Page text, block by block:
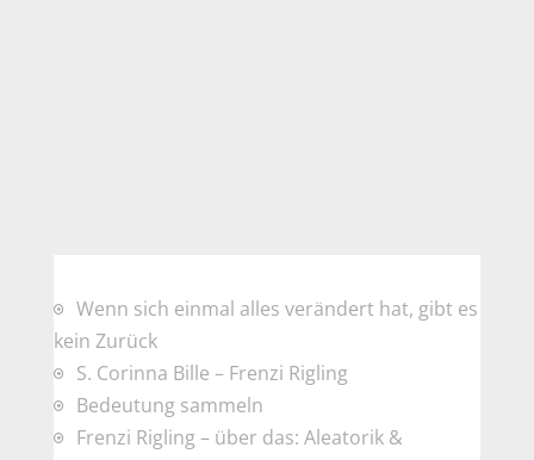
Wenn sich einmal alles verändert hat, gibt es
kein Zurück
S. Corinna Bille – Frenzi Rigling
Bedeutung sammeln
Frenzi Rigling – über das: Aleatorik &